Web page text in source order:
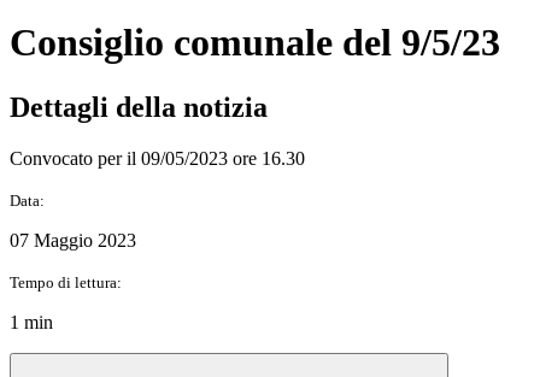
Consiglio comunale del 9/5/23
Dettagli della notizia
Convocato per il 09/05/2023 ore 16.30
Data:
07 Maggio 2023
Tempo di lettura:
1 min